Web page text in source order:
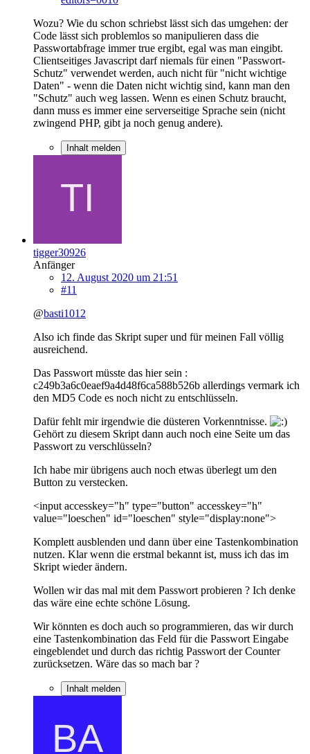
Wozu? Wie du schon schriebst lässt sich das umgehen: der
Code lässt sich problemlos so manipulieren dass die
Passwortabfrage immer true ergibt, egal was man eingibt.
Clientseitiges Javascript darf niemals für einen "Passwort-
Schutz" verwendet werden, auch nicht für "nicht wichtige
Daten" - wenn die Daten nicht wichtig sind, kann man den
"Schutz" auch weg lassen. Wenn es einen Schutz braucht,
dann muss es immer eine serverseitige Sprache sein (nicht
zwingend PHP, gibt ja noch genug andere).
Inhalt melden
tigger30926
Anfänger
12. August 2020 um 21:51
#11
@basti1012
Also ich finde das Skript super und für meinen Fall völlig
ausreichend.
Das Passwort müsste das hier sein :
c249b3a6c0eaef9a4d48f6ca588b526b allerdings vermark ich
den MD5 Code es noch nicht zu entschlüsseln.
Dafür fehlt mir irgendwie die düsteren Vorkenntnisse.
Gehört zu diesem Skript dann auch noch eine Seite um das
Passwort zu verschlüsseln?
Ich habe mir übrigens auch noch etwas überlegt um den
Button zu verstecken.
<input accesskey="h" type="button" accesskey="h"
value="loeschen" id="loeschen" style="display:none">
Komplett ausblenden und dann über eine Tastenkombination
nutzen. Klar wenn die erstmal bekannt ist, muss ich das im
Skript wieder ändern.
Wollen wir das mal mit dem Passwort probieren ? Ich denke
das wäre eine echte schöne Lösung.
Wir könnten es doch auch so programmieren, das wir durch
eine Tastenkombination das Feld für die Passwort Eingabe
eingeblendet und durch das richtig Passwort der Counter
zurücksetzen. Wäre das so mach bar ?
Inhalt melden